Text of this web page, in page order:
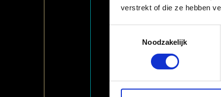
verstrekt of die ze hebben
Noodzakelijk
en welke voordelen én
Risicobewustzijn en
Er is zicht op welke
welke maatregelen,
om die risico’s te beheersen.
Aansluiting op het
verantwoordelijkheden: